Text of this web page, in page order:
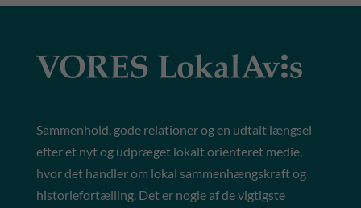
Sammenhold, gode relationer og en udtalt længsel
efter et nyt og udpræget lokalt orienteret medie,
hvor det handler om lokal sammenhængskraft og
historiefortælling. Det er nogle af de vigtigste